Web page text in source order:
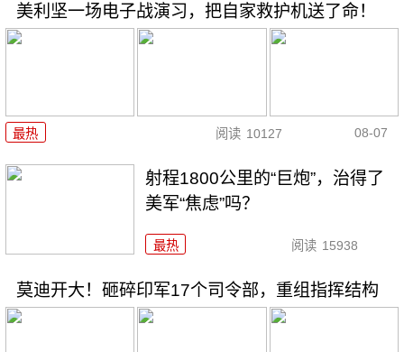
美利坚一场电子战演习，把自家救护机送了命！
最热 阅读 10127 08-07
射程1800公里的“巨炮”，治得了
美军“焦虑”吗？
最热 阅读 15938
莫迪开大！砸碎印军17个司令部，重组指挥结构